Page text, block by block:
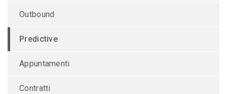
Outbound
Predictive
Appuntamenti
Contratti